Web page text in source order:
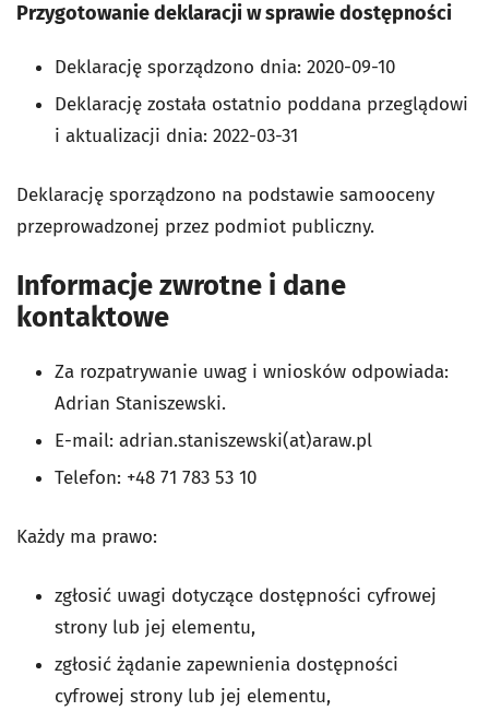
Przygotowanie deklaracji w sprawie dostępności
Deklarację sporządzono dnia: 2020-09-10
Deklarację została ostatnio poddana przeglądowi
i aktualizacji dnia: 2022-03-31
Deklarację sporządzono na podstawie samooceny
przeprowadzonej przez podmiot publiczny.
Informacje zwrotne i dane
kontaktowe
Za rozpatrywanie uwag i wniosków odpowiada:
Adrian Staniszewski.
E-mail: adrian.staniszewski(at)araw.pl
Telefon: +48 71 783 53 10
Każdy ma prawo:
zgłosić uwagi dotyczące dostępności cyfrowej
strony lub jej elementu,
zgłosić żądanie zapewnienia dostępności
cyfrowej strony lub jej elementu,